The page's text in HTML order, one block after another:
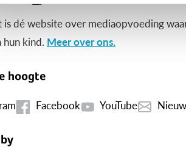
is dé website over mediaopvoeding
kind. Meer over ons.
hoogte
Facebook YouTube